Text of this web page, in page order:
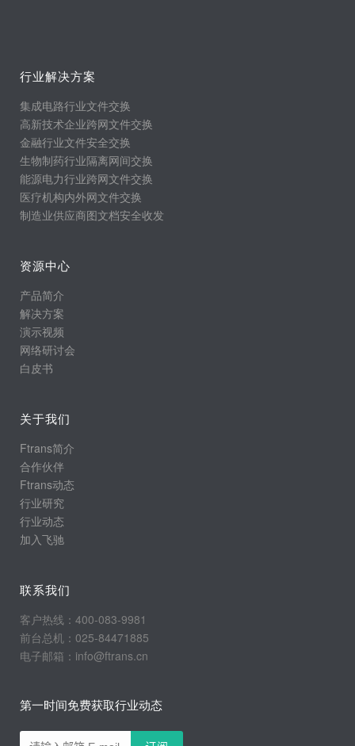
行业解决方案
集成电路行业文件交换
高新技术企业跨网文件交换
金融行业文件安全交换
生物制药行业隔离网间交换
能源电力行业跨网文件交换
医疗机构内外网文件交换
制造业供应商图文档安全收发
资源中心
产品简介
解决方案
演示视频
网络研讨会
白皮书
关于我们
Ftrans简介
合作伙伴
Ftrans动态
行业研究
行业动态
加入飞驰
联系我们
客户热线：400-083-9981
前台总机：025-84471885
电子邮箱：info@ftrans.cn
第一时间免费获取行业动态